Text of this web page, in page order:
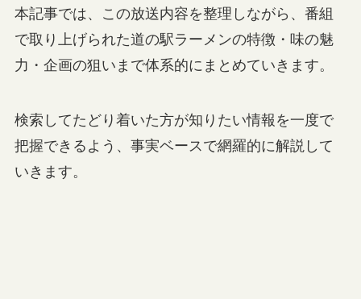
本記事では、この放送内容を整理しながら、番組
で取り上げられた道の駅ラーメンの特徴・味の魅
力・企画の狙いまで体系的にまとめていきます。
検索してたどり着いた方が知りたい情報を一度で
把握できるよう、事実ベースで網羅的に解説して
いきます。